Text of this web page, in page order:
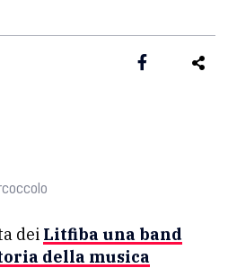
dei Litfiba una band
della musica